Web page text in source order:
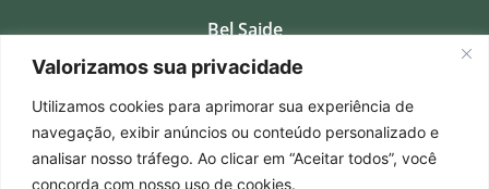
Valorizamos sua privacidade
Utilizamos cookies para aprimorar sua experiência de
navegação, exibir anúncios ou conteúdo personalizado e
analisar nosso tráfego. Ao clicar em “Aceitar todos”, você
concorda com nosso uso de cookies.
Bel Saide
Clinica
Consultas Presenciais
Cursos